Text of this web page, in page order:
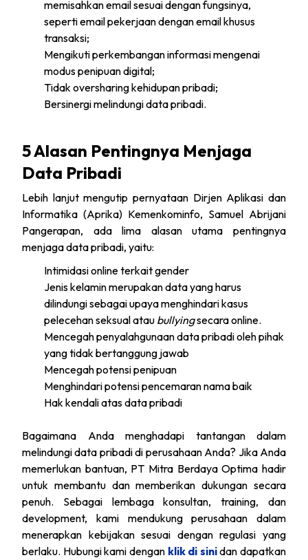
memisahkan email sesuai dengan fungsinya,
seperti email pekerjaan dengan email khusus
transaksi;
Mengikuti perkembangan informasi mengenai
modus penipuan digital;
Tidak oversharing kehidupan pribadi;
Bersinergi melindungi data pribadi.
5 Alasan Pentingnya Menjaga
Data Pribadi
Lebih lanjut mengutip pernyataan Dirjen Aplikasi dan
Informatika (Aprika) Kemenkominfo, Samuel Abrijani
Pangerapan, ada lima alasan utama pentingnya
menjaga data pribadi, yaitu:
Intimidasi online terkait gender
Jenis kelamin merupakan data yang harus
dilindungi sebagai upaya menghindari kasus
pelecehan seksual atau bullyingsecara online.
Mencegah penyalahgunaan data pribadi oleh pihak
yang tidak bertanggung jawab
Mencegah potensi penipuan
Menghindari potensi pencemaran nama baik
Hak kendali atas data pribadi
Bagaimana Anda menghadapi tantangan dalam
melindungi data pribadi di perusahaan Anda? Jika Anda
memerlukan bantuan, PT Mitra Berdaya Optima hadir
untuk membantu dan memberikan dukungan secara
penuh. Sebagai lembaga konsultan, training, dan
development, kami mendukung perusahaan dalam
menerapkan kebijakan sesuai dengan regulasi yang
berlaku. Hubungi kami dengan klik di sinidan dapatkan